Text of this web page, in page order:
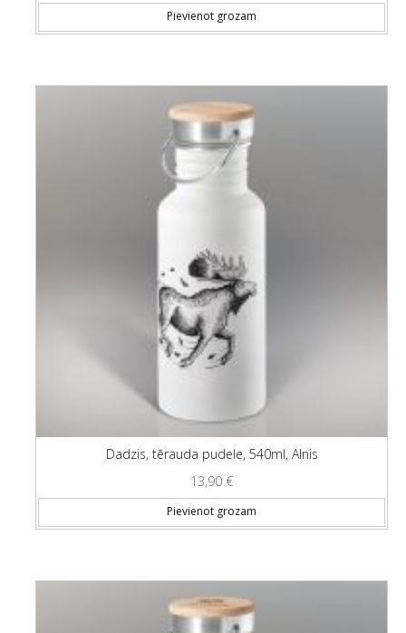
Pievienot grozam
Dadzis, tērauda pudele, 540ml, Alnis
13,90 €
Pievienot grozam